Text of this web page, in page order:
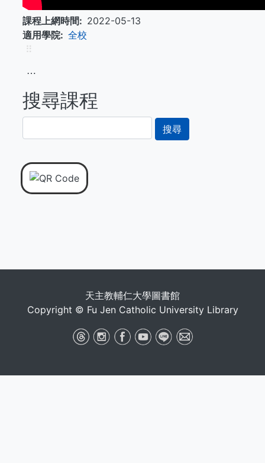
課程上網時間
2022-05-13
適用學院
全校
⠿
⋯
搜尋課程
尋
天主教輔仁大學圖書館
Copyright © Fu Jen Catholic University Library